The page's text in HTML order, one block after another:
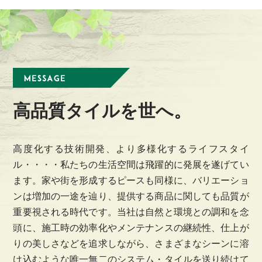
高品質タイルを世へ。
高度化する技術開発、より多様化するライフスタイ
ル・・・・私たちの生活空間は飛躍的に発展を遂げてい
ます。家や街を形成するピースも同様に、バリエーショ
ンは増加の一途を辿り、提供する商品に関しても品質が
重要視される時代です。当社は自然と環境との調和を念
頭に、施工時の効率化やメンテナンスの継続性、仕上が
りの美しさなどを追求しながら、さまざまなシーンに溶
け込むような唯一無二のシステム・タイルを送り続けて